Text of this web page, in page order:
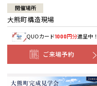
開催場所
大熊町構造現場
QUOカード1000円分進呈中！
ご来場予約